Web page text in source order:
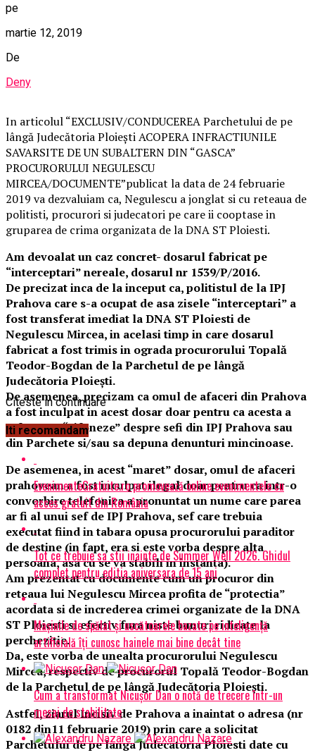
pe
martie 12, 2019
De
Deny
In articolul “EXCLUSIV/CONDUCEREA Parchetului de pe
lângă Judecătoria Ploiești ACOPERA INFRACTIUNILE
SAVARSITE DE UN SUBALTERN DIN “GASCA”
PROCURORULUI NEGULESCU
MIRCEA/DOCUMENTE”publicat la data de 24 februarie
2019 va dezvaluiam ca, Negulescu a jonglat si cu reteaua de
politisti, procurori si judecatori pe care ii cooptase in
gruparea de crima organizata de la DNA ST Ploiesti.
Am devoalat un caz concret- dosarul fabricat pe
“interceptari” nereale, dosarul nr 1539/P/2016.
De precizat inca de la inceput ca, politistul de la IPJ
Prahova care s-a ocupat de asa zisele “interceptari” a
fost transferat imediat la DNA ST Ploiesti de
Negulescu Mircea, in acelasi timp in care dosarul
fabricat a fost trimis in ograda procurorului Topală
Teodor-Bogdan de la Parchetul de pe lângă
Judecătoria Ploiești.
De asemenea, precizam ca omul de afaceri din Prahova
a fost inculpat in acest dosar doar pentru ca acesta a
refuzat sa “sifoneze” despre sefi din IPJ Prahova sau
din Parchete si/sau sa depuna denunturi mincinoase.
De asemenea, in acest “maret” dosar, omul de afaceri
prahovean a fost inculpat ilegal doar pentru ca intr-o
convorbire telefonica a pronuntat un nume care parea
ar fi al unui sef de IPJ Prahova, sef care trebuia
executat fiind in tabara opusa procurorului paraditor
de destine (in fapt, era si este vorba despre alta
persoana, asa cu se va stabili in instanta).
Am prezentat cu documente cum un procuror din
reteaua lui Negulescu Mircea profita de “protectia”
acordata si de increderea crimei organizate de la DNA
ST Ploiesti si efectiv fura niste bunuri ridicate la
perchezitie.
Da, este vorba de unealta procurorului Negulescu
Mircea, respectiv de procurorul Topală Teodor-Bogdan
de la Parchetul de pe lângă Judecătoria Ploiești.
Astfel, ziarul Incisiv de Prahova a inaintat o adresa (nr
0182 din11 februarie 2019) prin care a solicitat
Parchetului de pe langa Judecatoria Ploiesti date cu
Citeste in continuare
Iti recomandam
EvenimenteGratuite.ro promovează online evenimentele cu
acces gratuit din România
Tot ce trebuie sa stii inainte de Summer Well 2026. Ghidul
complet pentru editia aniversara de 15 ani
Mașinile de spălat și uscătoarele bazate pe inteligență
artificială îți cunosc hainele mai bine decât tine
Cum a transformat Nicușor Dan o notă de trecere într-un
mesaj de stabilitate